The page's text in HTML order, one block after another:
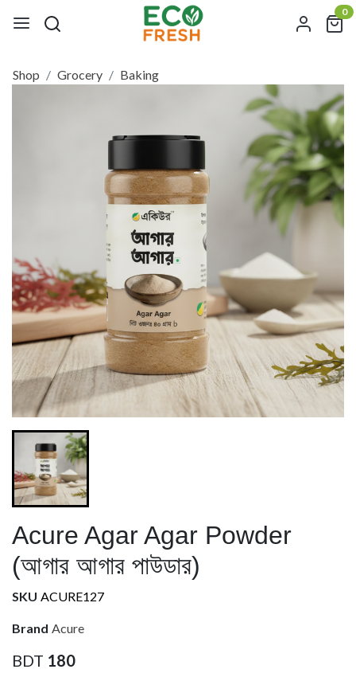
0
Shop Grocery Baking
Acure Agar Agar Powder
(আগার আগার পাউডার)
SKU ACURE127
Brand Acure
BDT 180